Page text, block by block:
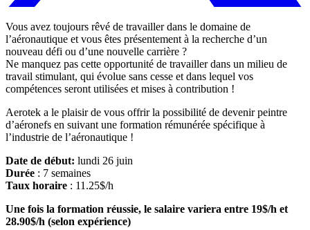
Vous avez toujours rêvé de travailler dans le domaine de
l’aéronautique et vous êtes présentement à la recherche d’un
nouveau défi ou d’une nouvelle carrière ?
Ne manquez pas cette opportunité de travailler dans un milieu de
travail stimulant, qui évolue sans cesse et dans lequel vos
compétences seront utilisées et mises à contribution !
Aerotek a le plaisir de vous offrir la possibilité de devenir peintre
d’aéronefs en suivant une formation rémunérée spécifique à
l’industrie de l’aéronautique !
Date de début: lundi 26 juin
Durée : 7 semaines
Taux horaire : 11.25$/h
Une fois la formation réussie, le salaire variera entre 19$/h et
28.90$/h (selon expérience)